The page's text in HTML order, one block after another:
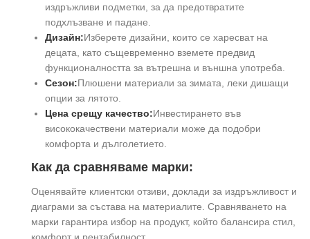
издръжливи подметки, за да предотвратите
подхлъзване и падане.
Дизайн:Изберете дизайни, които се харесват на
децата, като същевременно вземете предвид
функционалността за вътрешна и външна употреба.
Сезон:Плюшени материали за зимата, леки дишащи
опции за лятото.
Цена срещу качество:Инвестирането във
висококачествени материали може да подобри
комфорта и дълголетието.
Как да сравняваме марки:
Оценявайте клиентски отзиви, доклади за издръжливост и
диаграми за състава на материалите. Сравняването на
марки гарантира избор на продукт, който балансира стил,